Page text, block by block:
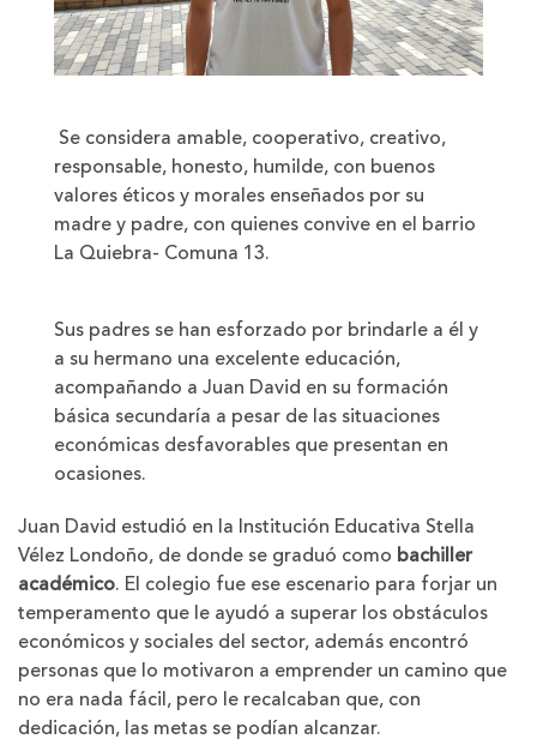
Se considera amable, cooperativo, creativo,
responsable, honesto, humilde, con buenos
valores éticos y morales enseñados por su
madre y padre, con quienes convive en el barrio
La Quiebra- Comuna 13.
Sus padres se han esforzado por brindarle a él y
a su hermano una excelente educación,
acompañando a Juan David en su formación
básica secundaría a pesar de las situaciones
económicas desfavorables que presentan en
ocasiones.
Juan David estudió en la Institución Educativa Stella
Vélez Londoño, de donde se graduó como bachiller
académico. El colegio fue ese escenario para forjar un
temperamento que le ayudó a superar los obstáculos
económicos y sociales del sector, además encontró
personas que lo motivaron a emprender un camino que
no era nada fácil, pero le recalcaban que, con
dedicación, las metas se podían alcanzar.